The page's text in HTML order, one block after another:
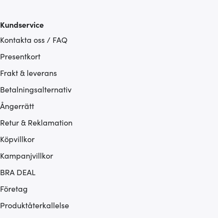
Kundservice
Kontakta oss / FAQ
Presentkort
Frakt & leverans
Betalningsalternativ
Ångerrätt
Retur & Reklamation
Köpvillkor
Kampanjvillkor
BRA DEAL
Företag
Produktåterkallelse